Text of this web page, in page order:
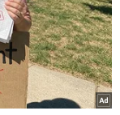
khi việc đi
phần.